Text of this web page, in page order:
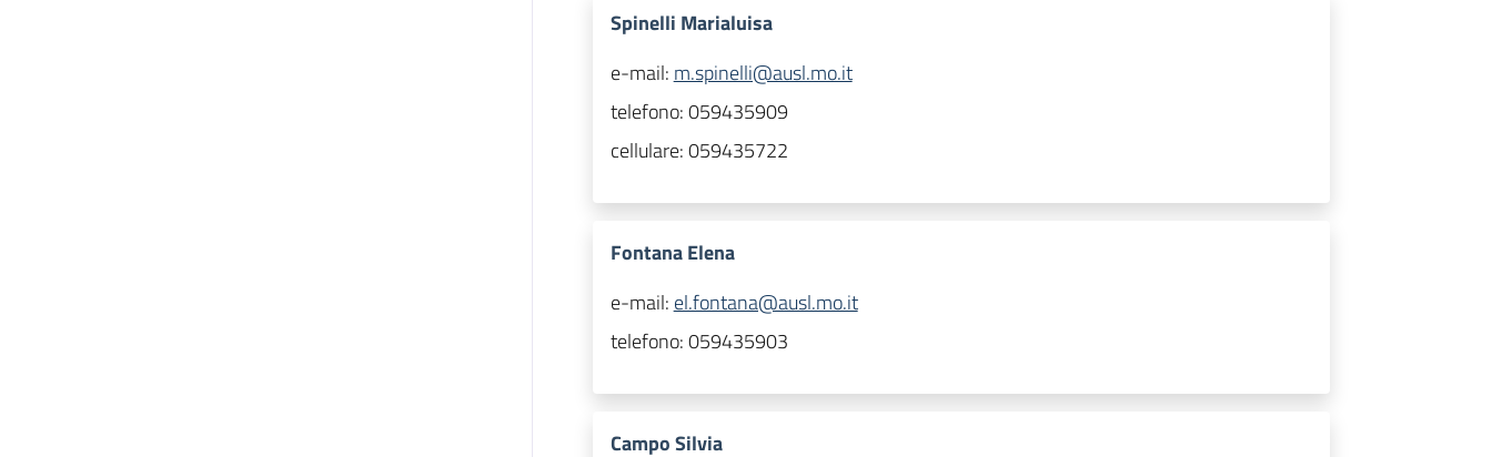
Spinelli Marialuisa
e-mail: m.spinelli@ausl.mo.it
telefono:059435909
cellulare:059435722
Fontana Elena
e-mail: el.fontana@ausl.mo.it
telefono:059435903
Campo Silvia